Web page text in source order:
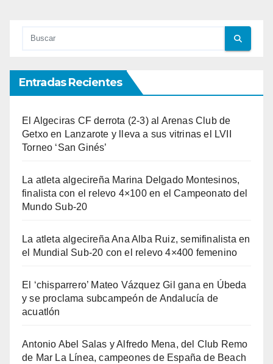
Entradas Recientes
El Algeciras CF derrota (2-3) al Arenas Club de
Getxo en Lanzarote y lleva a sus vitrinas el LVII
Torneo ‘San Ginés’
La atleta algecireña Marina Delgado Montesinos,
finalista con el relevo 4×100 en el Campeonato del
Mundo Sub-20
La atleta algecireña Ana Alba Ruiz, semifinalista en
el Mundial Sub-20 con el relevo 4×400 femenino
El ‘chisparrero’ Mateo Vázquez Gil gana en Úbeda
y se proclama subcampeón de Andalucía de
acuatlón
Antonio Abel Salas y Alfredo Mena, del Club Remo
de Mar La Línea, campeones de España de Beach